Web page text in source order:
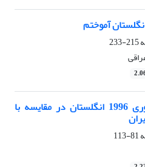
آموختم
215-233
دستاوردهای جدید قانون داوری 1996 انگلستان در مقایسه با
81-113